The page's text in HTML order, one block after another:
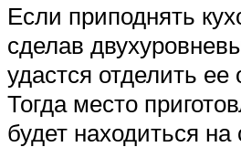
Если приподнять
сделав
удастся отделить ее
Тогда место
будет находиться